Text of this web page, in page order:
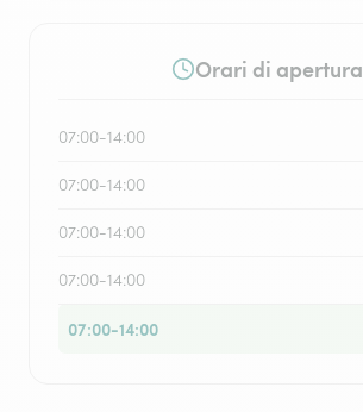
Orari di apertura
07:00-14:00
07:00-14:00
07:00-14:00
07:00-14:00
07:00-14:00